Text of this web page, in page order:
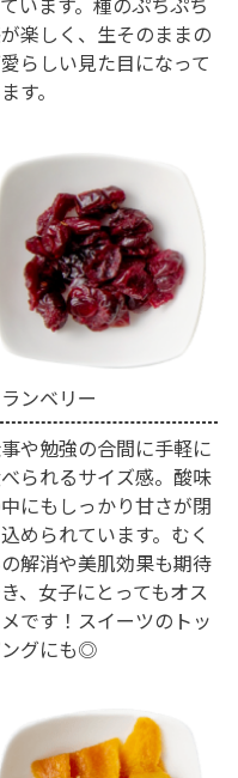
楽しく、生そのままの
らしい見た目になって
す。
ンベリー
や勉強の合間に手軽に
られるサイズ感。酸味
にもしっかり甘さが閉
められています。むく
解消や美肌効果も期待
、女子にとってもオス
です！スイーツのトッ
ングにも◎